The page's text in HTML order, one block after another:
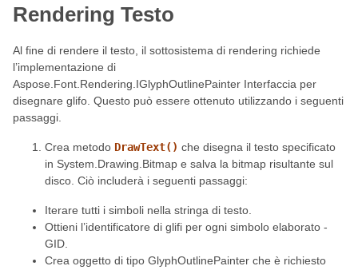
Rendering Testo
Al fine di rendere il testo, il sottosistema di rendering richiede
l’implementazione di
Aspose.Font.Rendering.IGlyphOutlinePainter Interfaccia per
disegnare glifo. Questo può essere ottenuto utilizzando i seguenti
passaggi.
Crea metodo DrawText() che disegna il testo specificato
in System.Drawing.Bitmap e salva la bitmap risultante sul
disco. Ciò includerà i seguenti passaggi:
Iterare tutti i simboli nella stringa di testo.
Ottieni l’identificatore di glifi per ogni simbolo elaborato -
GID.
Crea oggetto di tipo GlyphOutlinePainter che è richiesto